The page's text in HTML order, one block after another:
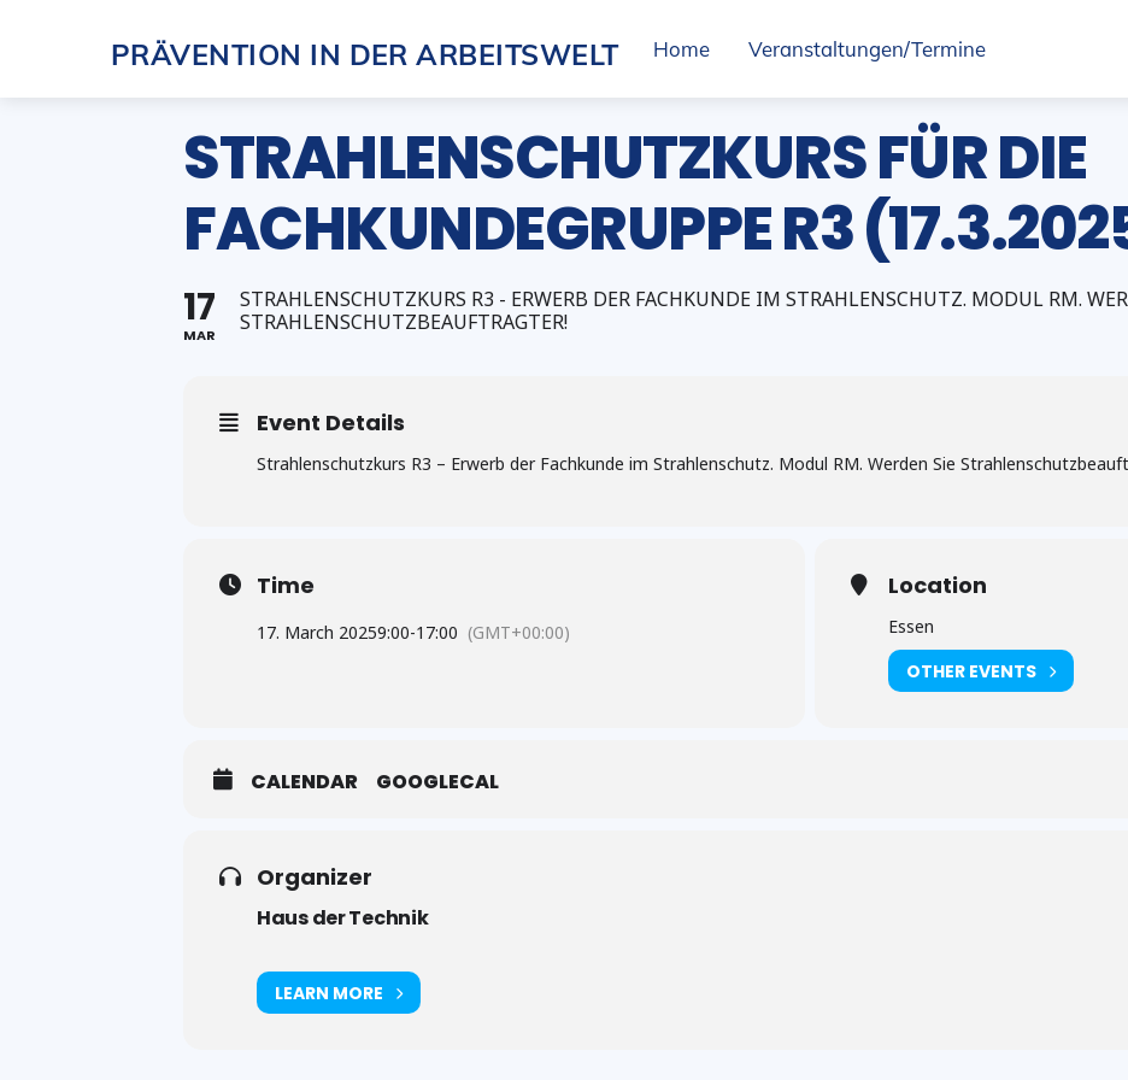
PRÄVENTION IN DER ARBEITSWELT Home Veranstaltungen/Termine
STRAHLENSCHUTZKURS FÜR DIE
FACHKUNDEGRUPPE R3
17
MAR
STRAHLENSCHUTZKURS R3 - ERWERB DER FACHKUNDE IM STRAHLENSCHUTZ. MODUL RM.
STRAHLENSCHUTZBEAUFTRAGTER!
Event Details
Strahlenschutzkurs R3 – Erwerb der Fachkunde im Strahlenschutz. Modul RM. Werden Sie
Time
17. March 20259:00-17:00 (GMT+00:00)
Location
Essen
OTHER EVENTS
CALENDAR GOOGLECAL
Organizer
Haus der Technik
LEARN MORE